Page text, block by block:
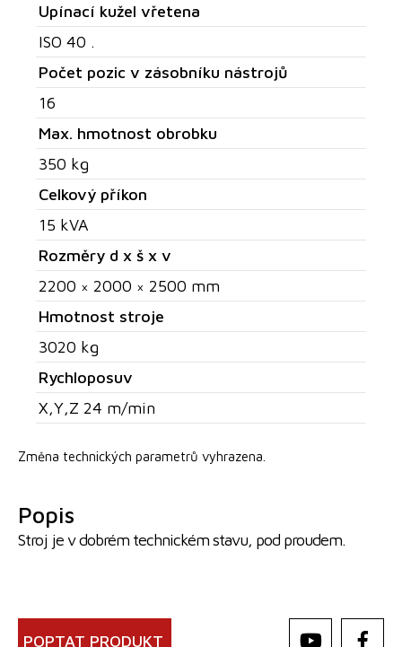
Upínací kužel vřetena
ISO 40 .
Počet pozic v zásobníku nástrojů
16
Max. hmotnost obrobku
350 kg
Celkový příkon
15 kVA
Rozměry d x š x v
2200 × 2000 × 2500 mm
Hmotnost stroje
3020 kg
Rychloposuv
X,Y,Z 24 m/min
Změna technických parametrů vyhrazena.
Popis
Stroj je v dobrém technickém stavu, pod proudem.
POPTAT PRODUKT